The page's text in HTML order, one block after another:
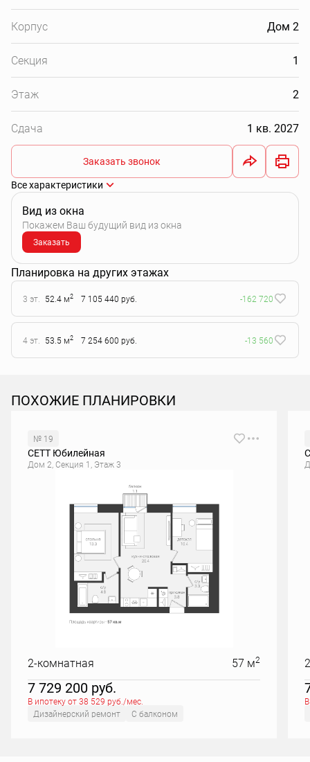
Корпус Дом 2
Секция 1
Этаж 2
Сдача 1 кв. 2027
Заказать звонок
Все характеристики
Вид из окна
Покажем Ваш будущий вид из окна
Заказать
Планировка на других этажах
3 эт. 52.4 м2 7 105 440 руб. -162 720
4 эт. 53.5 м2 7 254 600 руб. -13 560
ПОХОЖИЕ ПЛАНИРОВКИ
№ 19
СЕТТ Юбилейная
Дом 2, Секция 1, Этаж 3
2-комнатная 57 м2
7 729 200 руб.
В ипотеку от 38 529 руб./мес.
Дизайнерский ремонт
С балконом